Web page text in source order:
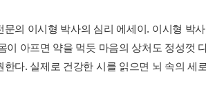
문의 이시형 박사의 심리 에세이. 이시형 박
이 아프면 약을 먹듯 마음의 상처도 정성껏
한다. 실제로 건강한 시를 읽으면 뇌 속의 세